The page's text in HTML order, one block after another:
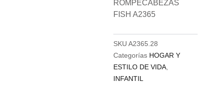
ROMPECABEZAS
FISH A2365
SKU A2365.28
Categorías HOGAR Y
ESTILO DE VIDA
INFANTIL